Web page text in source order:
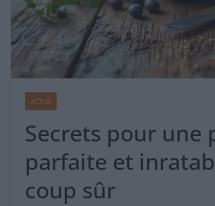
ACTUS
Secrets pour une
parfaite et
coup sûr